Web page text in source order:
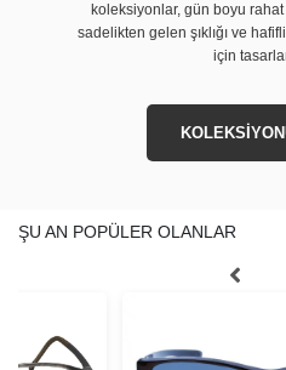
koleksiyonlar, gün boyu
sadelikten gelen şıklığı ve
için
ŞU AN POPÜLER OLANLAR